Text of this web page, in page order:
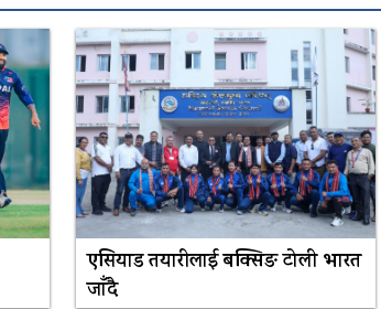
एसियाड तयारीलाई बक्सिङ टोली भारत
जाँदै